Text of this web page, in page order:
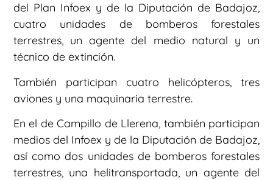
del Plan Infoex y de la Diputación de Badajoz,
cuatro unidades de bomberos forestales
terrestres, un agente del medio natural y un
técnico de extinción.
También participan cuatro helicópteros, tres
aviones y una maquinaria terrestre.
En el de Campillo de Llerena, también participan
medios del Infoex y de la Diputación de Badajoz,
así como dos unidades de bomberos forestales
terrestres, una helitransportada, un agente del